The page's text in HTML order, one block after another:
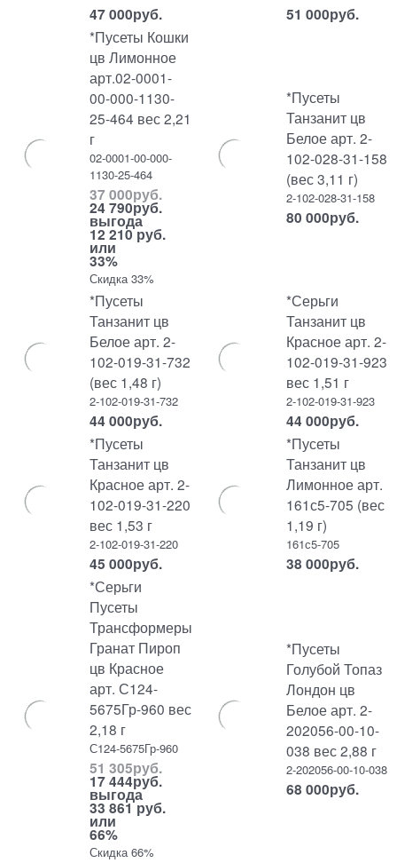
47 000руб. 51 000руб.
*Пусеты Кошки
цв Лимонное
арт.02-0001-
00-000-1130-
25-464 вес 2,21
г
02-0001-00-000-
1130-25-464
37 000руб.
24 790руб.
выгода
12 210 руб.
или
33%
Скидка 33%
*Пусеты
Танзанит цв
Белое арт. 2-
102-028-31-158
(вес 3,11 г)
2-102-028-31-158
80 000руб.
*Пусеты
Танзанит цв
Белое арт. 2-
102-019-31-732
(вес 1,48 г)
2-102-019-31-732
44 000руб.
*Серьги
Танзанит цв
Красное арт. 2-
102-019-31-923
вес 1,51 г
2-102-019-31-923
44 000руб.
*Пусеты
Танзанит цв
Красное арт. 2-
102-019-31-220
вес 1,53 г
2-102-019-31-220
45 000руб.
*Пусеты
Танзанит цв
Лимонное арт.
161с5-705 (вес
1,19 г)
161с5-705
38 000руб.
*Серьги
Пусеты
Трансформеры
Гранат Пироп
цв Красное
арт. С124-
5675Гр-960 вес
2,18 г
С124-5675Гр-960
51 305руб.
17 444руб.
выгода
33 861 руб.
или
66%
Скидка 66%
*Пусеты
Голубой Топаз
Лондон цв
Белое арт. 2-
202056-00-10-
038 вес 2,88 г
2-202056-00-10-038
68 000руб.